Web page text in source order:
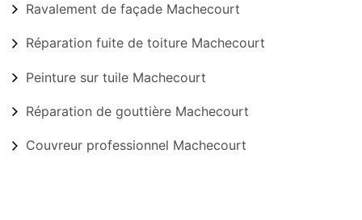
Ravalement de façade Machecourt
Réparation fuite de toiture Machecourt
Peinture sur tuile Machecourt
Réparation de gouttière Machecourt
Couvreur professionnel Machecourt